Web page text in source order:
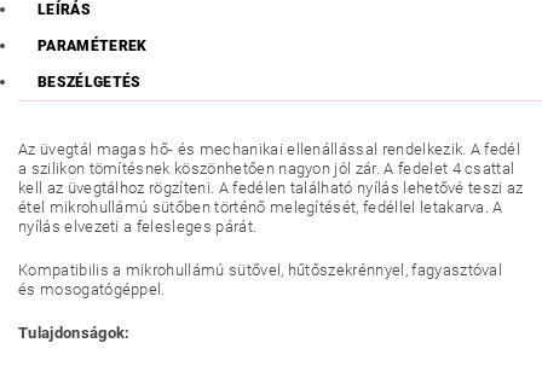
LEÍRÁS
PARAMÉTEREK
BESZÉLGETÉS
Az üvegtál magas hő- és mechanikai ellenállással rendelkezik. A fedél
a szilikon tömítésnek köszönhetően nagyon jól zár. A fedelet 4 csattal
kell az üvegtálhoz rögzíteni. A fedélen található nyílás lehetővé teszi az
étel mikrohullámú sütőben történő melegítését, fedéllel letakarva. A
nyílás elvezeti a felesleges párát.
Kompatibilis a mikrohullámú sütővel, hűtőszekrénnyel, fagyasztóval
és mosogatógéppel.
Tulajdonságok: